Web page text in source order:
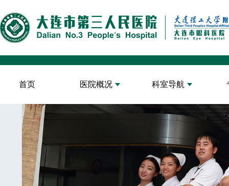
首页 医院概况 科室导航